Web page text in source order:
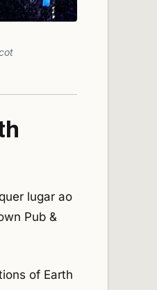
lugar ao
Pub &
of Earth